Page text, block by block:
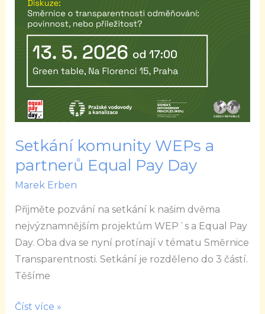
Setkání komunity WEPs a
partnerů Equal Pay Day
Marek Erben
Přijměte pozvání na setkání k našim dvěma
nejvýznamnějším projektům WEP´s a Equal Pay
Day. Oba dva se nyní protínají v tématu Směrnice
Transparentnosti. Setkání je rozděleno do 3 částí.
Těšíme
partnerů
Equal
Číst více »